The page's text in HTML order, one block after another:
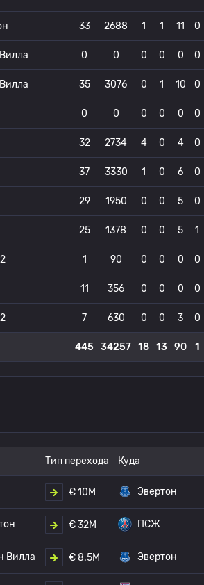
33 2688 1 1 11 0
0 0 0 0 0 0
35 3076 0 1 10 0
0 0 0 0 0 0
32 2734 4 0 4 0
37 3330 1 0 6 0
29 1950 0 0 5 0
25 1378 0 0 5 1
1 90 0 0 0 0
11 356 0 0 0 0
7 630 0 0 3 0
445 34257 18 13 90 1
Тип перехода Куда
€ 10M Эвертон
€ 32M ПСЖ
Вилла € 8.5M Эвертон